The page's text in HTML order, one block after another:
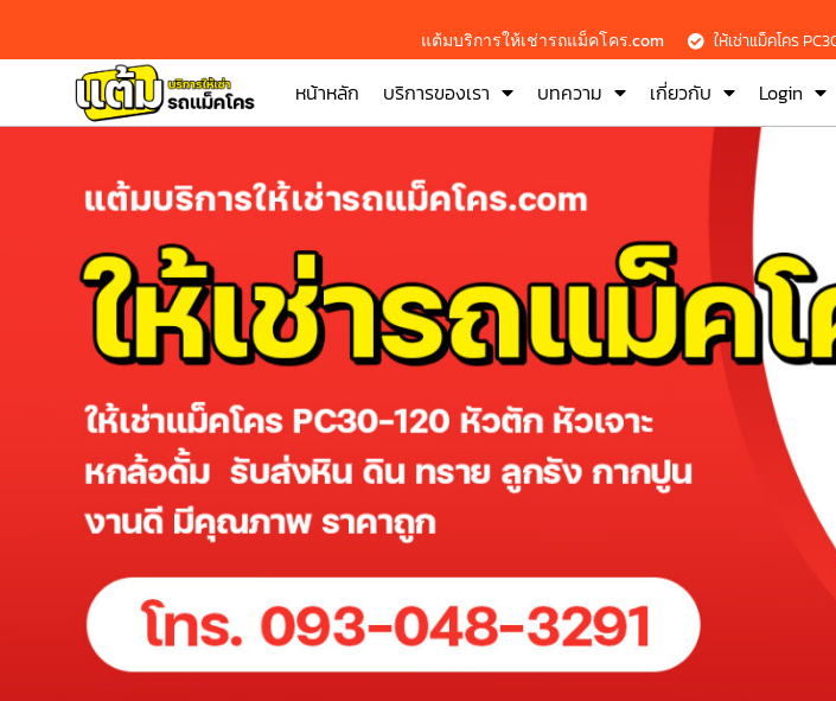
แต้มบริการให้เช่ารถแม็คโคร.com ให้เช่าแม็คโคร
หน้าหลัก บริการของเรา บทความ เกี่ยวกับ Login